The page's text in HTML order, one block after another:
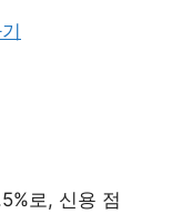
로, 신용 점